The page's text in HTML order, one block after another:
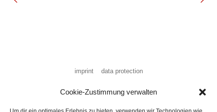
Cookie-Zustimmung verwalten
imprint data protection